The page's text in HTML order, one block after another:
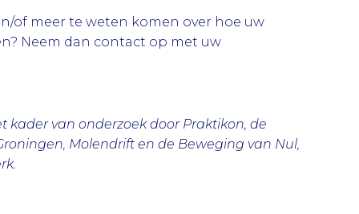
of meer te weten komen over hoe uw
Neem dan contact op met uw
kader van onderzoek door Praktikon, de
Molendrift en de Beweging van Nul,